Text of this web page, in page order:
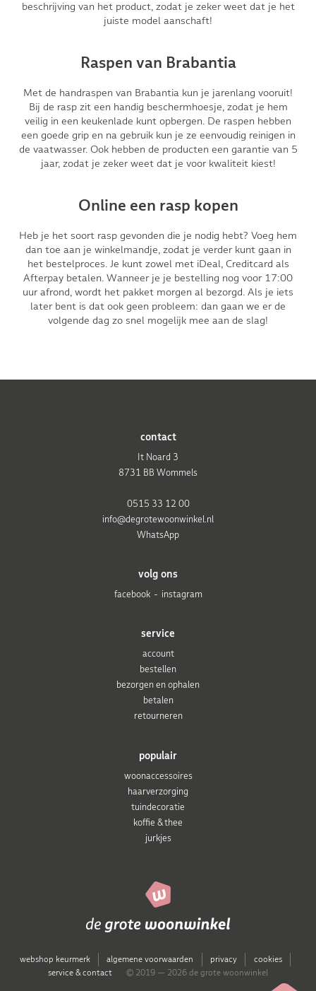
beschrijving van het product, zodat je zeker weet dat je het
juiste model aanschaft!
Raspen van Brabantia
Met de handraspen van Brabantia kun je jarenlang vooruit!
Bij de rasp zit een handig beschermhoesje, zodat je hem
veilig in een keukenlade kunt opbergen. De raspen hebben
een goede grip en na gebruik kun je ze eenvoudig reinigen in
de vaatwasser. Ook hebben de producten een garantie van 5
jaar, zodat je zeker weet dat je voor kwaliteit kiest!
Online een rasp kopen
Heb je het soort rasp gevonden die je nodig hebt? Voeg hem
dan toe aan je winkelmandje, zodat je verder kunt gaan in
het bestelproces. Je kunt zowel met iDeal, Creditcard als
Afterpay betalen. Wanneer je je bestelling nog voor 17:00
uur afrond, wordt het pakket morgen al bezorgd. Als je iets
later bent is dat ook geen probleem: dan gaan we er de
volgende dag zo snel mogelijk mee aan de slag!
populair
woonaccessoires
haarverzorging
tuindecoratie
koffie & thee
jurkjes
service
account
bestellen
bezorgen en ophalen
betalen
retourneren
volg ons
facebook
instagram
contact
It Noard 3
8731 BB Wommels
0515 33 12 00
info@degrotewoonwinkel.nl
WhatsApp
webshop keurmerk algemene voorwaarden privacy
cookies
service & contact
© 2019 — 2026 de grote woonwinkel